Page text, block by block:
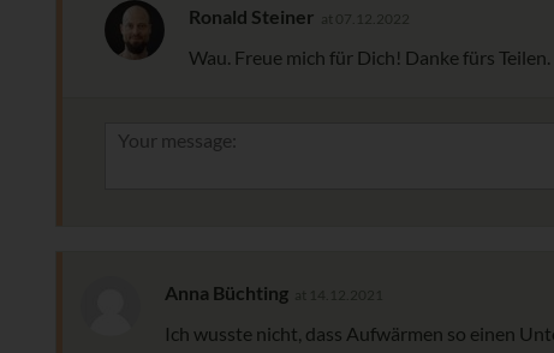
Ronald Steiner at 07.12.2022
Wau. Freue mich für Dich! Danke fürs Teilen.
Anna Büchting
Ich wusste nicht, dass Aufwärmen so einen